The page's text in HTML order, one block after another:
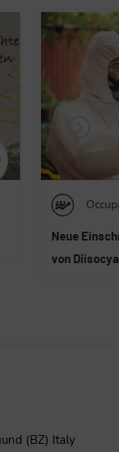
Vorstellung
AsiX 4.0
(BZ) Italy